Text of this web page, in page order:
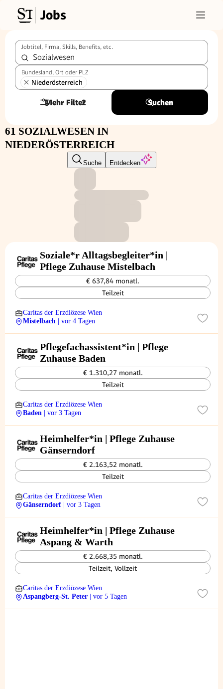
Jobs
Jobtitel, Firma, Skills, Benefits, etc.
Bundesland, Ort oder PLZ
Niederösterreich
Mehr Filter
2 Suchen
61 SOZIALWESEN IN
NIEDERÖSTERREICH
Suche Entdecken
Soziale*r Alltagsbegleiter*in |
Pflege Zuhause Mistelbach
€ 637,84 monatl.
Teilzeit
Caritas der Erzdiözese Wien
Mistelbach
| vor 4 Tagen
Pflegefachassistent*in | Pflege
Zuhause Baden
€ 1.310,27 monatl.
Teilzeit
Caritas der Erzdiözese Wien
Baden
| vor 3 Tagen
Heimhelfer*in | Pflege Zuhause
Gänserndorf
€ 2.163,52 monatl.
Teilzeit
Caritas der Erzdiözese Wien
Gänserndorf
| vor 3 Tagen
Heimhelfer*in | Pflege Zuhause
Aspang & Warth
€ 2.668,35 monatl.
Teilzeit, Vollzeit
Caritas der Erzdiözese Wien
Aspangberg-St. Peter
| vor 5 Tagen